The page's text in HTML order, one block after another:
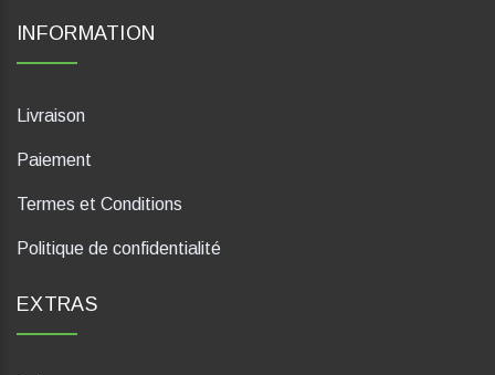
INFORMATION
Livraison
Paiement
Termes et Conditions
Politique de confidentialité
EXTRAS